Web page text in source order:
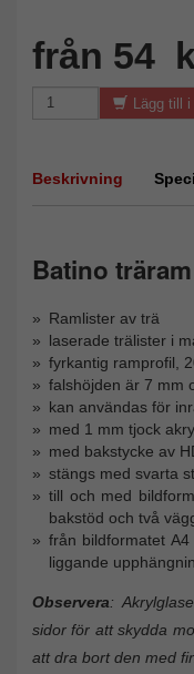
från 54
Lägg till
Beskrivning
Batino träram
Ramlister av trä
laserade trälister i
fyrkantig ramprofil,
falshöjden är 7 mm
kan användas för
med 1 mm tjock
med bakstycke av
stängs med svarta
till och med
bakstöd och två
från bildformatet
liggande
Observera:
sidor för att skydda
att dra bort den med